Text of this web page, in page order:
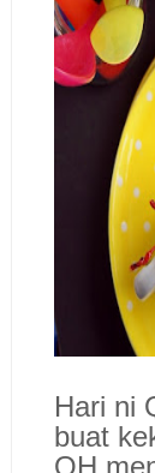
Hari ni
buat